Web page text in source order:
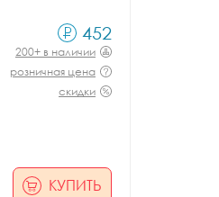
452
200+ в наличии
розничная цена
скидки
КУПИТЬ